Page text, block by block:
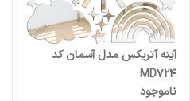
آینه آتریکس مدل آسمان کد
MD724
ناموجود